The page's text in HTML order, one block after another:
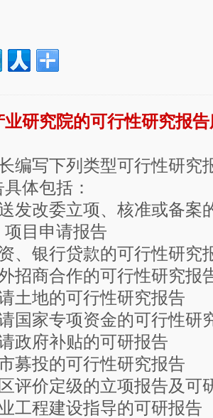
研究院的可行性研究报
编写下列类型可行性研究
体包括：
发改委立项、核准或备案
项目申请报告
、银行贷款的可行性研究
招商合作的可行性研究报
土地的可行性研究报告
国家专项资金的可行性研
政府补贴的可研报告
募投的可行性研究报告
评价定级的立项报告及可
工程建设指导的可研报告